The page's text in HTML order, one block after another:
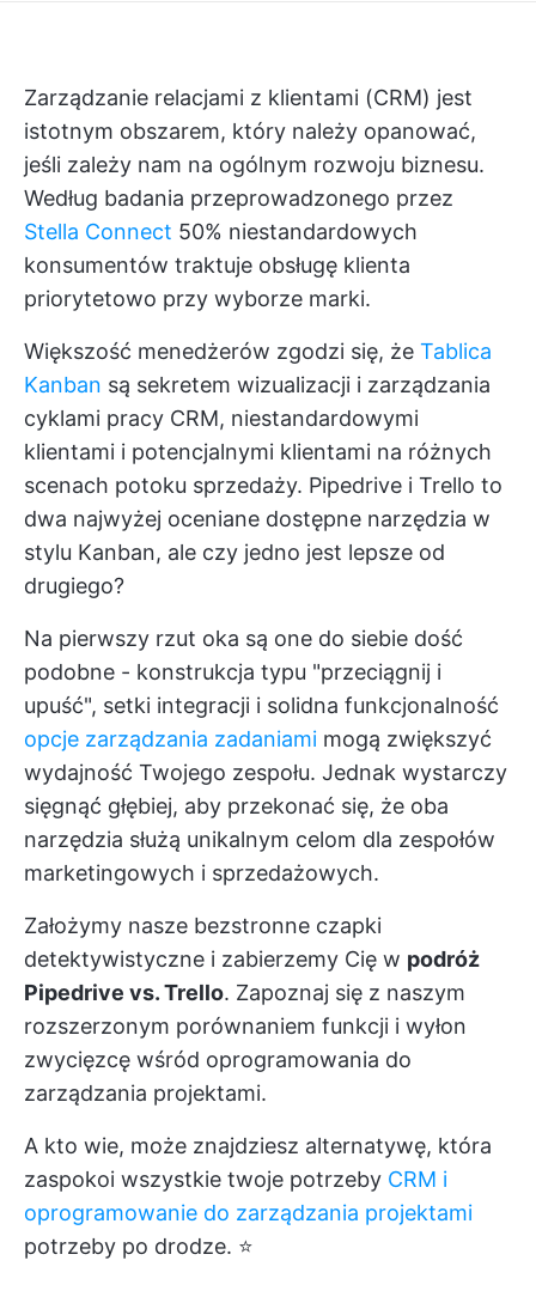
Zarządzanie relacjami z klientami (CRM) jest
istotnym obszarem, który należy opanować,
jeśli zależy nam na ogólnym rozwoju biznesu.
Według badania przeprowadzonego przez
Stella Connect 50% niestandardowych
konsumentów traktuje obsługę klienta
priorytetowo przy wyborze marki.
Większość menedżerów zgodzi się, że Tablica
Kanban są sekretem wizualizacji i zarządzania
cyklami pracy CRM, niestandardowymi
klientami i potencjalnymi klientami na różnych
scenach potoku sprzedaży. Pipedrive i Trello to
dwa najwyżej oceniane dostępne narzędzia w
stylu Kanban, ale czy jedno jest lepsze od
drugiego?
Na pierwszy rzut oka są one do siebie dość
podobne - konstrukcja typu "przeciągnij i
upuść", setki integracji i solidna funkcjonalność
opcje zarządzania zadaniami mogą zwiększyć
wydajność Twojego zespołu. Jednak wystarczy
sięgnąć głębiej, aby przekonać się, że oba
narzędzia służą unikalnym celom dla zespołów
marketingowych i sprzedażowych.
Założymy nasze bezstronne czapki
detektywistyczne i zabierzemy Cię w podróż
Pipedrive vs. Trello. Zapoznaj się z naszym
rozszerzonym porównaniem funkcji i wyłon
zwycięzcę wśród oprogramowania do
zarządzania projektami.
A kto wie, może znajdziesz alternatywę, która
zaspokoi wszystkie twoje potrzeby CRM i
oprogramowanie do zarządzania projektami
potrzeby po drodze. ⭐